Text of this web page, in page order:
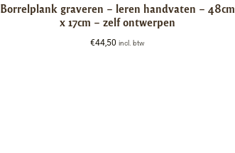
Borrelplank graveren – leren handvaten – 48cm
x 17cm – zelf ontwerpen
€44,50 incl. btw